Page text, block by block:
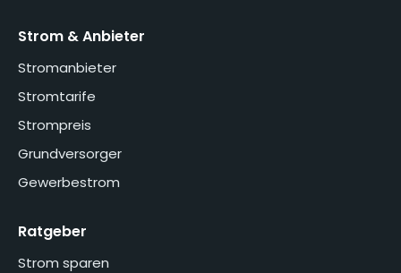
Strom & Anbieter
Stromanbieter
Stromtarife
Strompreis
Grundversorger
Gewerbestrom
Ratgeber
Strom sparen